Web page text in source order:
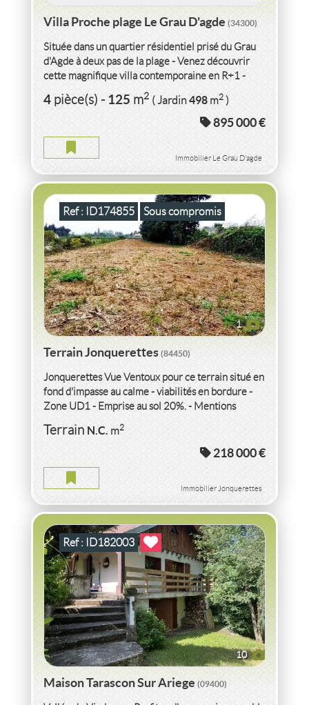
Villa Proche plage Le Grau D'agde(34300)
Située dans un quartier résidentiel prisé du Grau
d'Agde à deux pas de la plage - Venez découvrir
cette magnifique villa contemporaine en R+1 -
dans...
4pièce(s)-125m2 ( Jardin498m2)
895 000 €
Immobilier Le Grau D'agde
1
Ref : ID174855 Sous compromis
VENTE TERRAINVAUCLUSE
TERRAIN VAUCLUSE
TerrainN.C.m2
Terrain Jonquerettes(84450)
Jonquerettes Vue Ventoux pour ce terrain situé en
fond d'impasse au calme - viabilités en bordure -
Zone UD1 - Emprise au sol 20%. - Mentions
légales : Proposé...
TerrainN.C.m2
218 000 €
Immobilier Jonquerettes
10
Ref : ID182003
VENTE MAISONARIEGE
MAISON ARIEGE
3pièce(s)-46m2 ( Terrain3 220m2)
Maison Tarascon Sur Ariege(09400)